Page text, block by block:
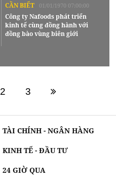
CẦN BIẾT 01/01/1970 07:00:00
Công ty Nafoods phát triển
kinh tế cùng đồng hành với
đồng bào vùng biên giới
2 3
TÀI CHÍNH - NGÂN HÀNG
KINH TẾ - ĐẦU TƯ
24 GIỜ QUA